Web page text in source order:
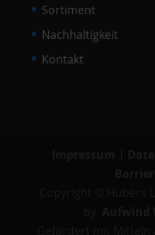
Sortiment
Nachhaltigkeit
Kontakt